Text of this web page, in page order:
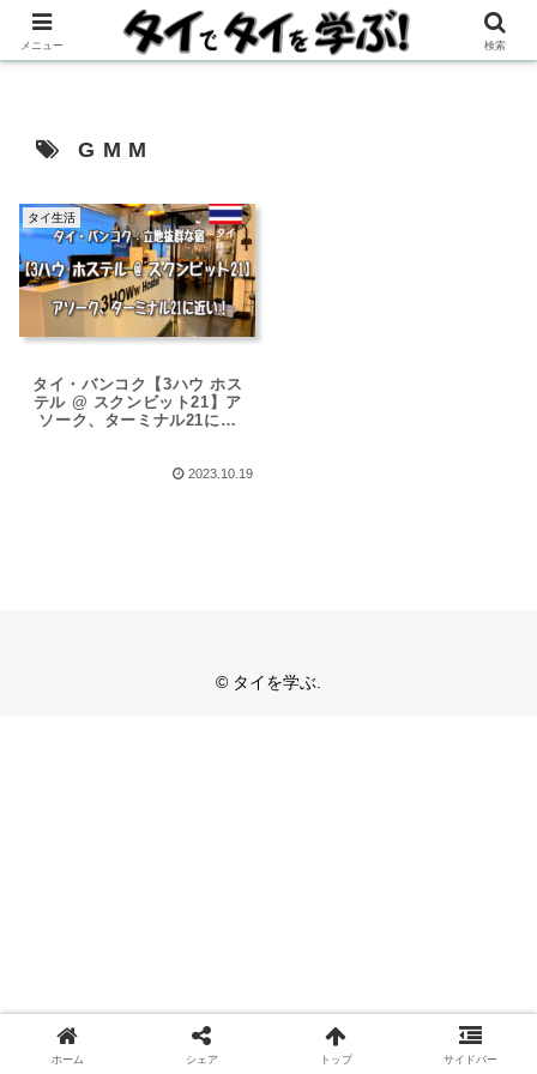
GMM
タイ生活
タイ・バンコク【3ハウ ホス
テル @ スクンビット21】ア
ソーク、ターミナル21に近
2023.10.19
© タイを学ぶ.
メニュー 検索
ホーム シェア トップ サイドバー